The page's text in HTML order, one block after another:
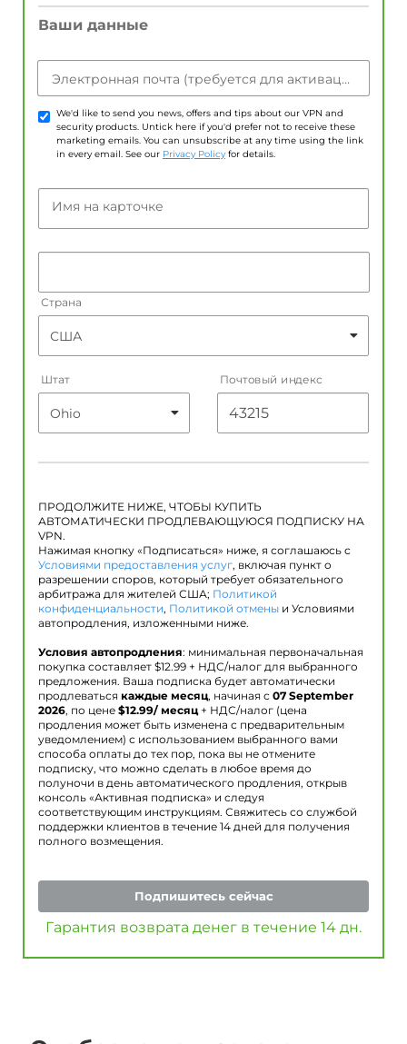
Ваши данные
Электронная почта (требуется для активации учетной записи)
We'd like to send you news, offers and tips about our VPN and
security products. Untick here if you'd prefer not to receive these
marketing emails. You can unsubscribe at any time using the link
in every email. See our Privacy Policy for details.
Имя на карточке
Страна
Штат Почтовый индекс
ПРОДОЛЖИТЕ НИЖЕ, ЧТОБЫ КУПИТЬ
АВТОМАТИЧЕСКИ ПРОДЛЕВАЮЩУЮСЯ ПОДПИСКУ НА
VPN.
Нажимая кнопку «Подписаться» ниже, я соглашаюсь с
Условиями предоставления услуг, включая пункт о
разрешении споров, который требует обязательного
арбитража для жителей США; Политикой
конфиденциальности, Политикой отмены и Условиями
автопродления, изложенными ниже.
Условия автопродления: минимальная первоначальная
покупка составляет $12.99 + НДС/налог для выбранного
предложения. Ваша подписка будет автоматически
продлеваться каждые месяц, начиная с 07 September
2026, по цене $12.99/ месяц+ НДС/налог (цена
продления может быть изменена с предварительным
уведомлением) с использованием выбранного вами
способа оплаты до тех пор, пока вы не отмените
подписку, что можно сделать в любое время до
полуночи в день автоматического продления, открыв
консоль «Активная подписка» и следуя
соответствующим инструкциям. Свяжитесь со службой
поддержки клиентов в течение 14 дней для получения
полного возмещения.
Подпишитесь сейчас
Гарантия возврата денег в течение 14 дн.